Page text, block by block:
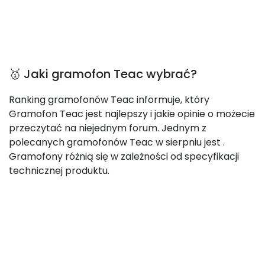
🥇 Jaki gramofon Teac wybrać?
Ranking gramofonów Teac informuje, który
Gramofon Teac jest najlepszy i jakie opinie o możecie
przeczytać na niejednym forum. Jednym z
polecanych gramofonów Teac w sierpniu jest .
Gramofony różnią się w zależności od specyfikacji
technicznej produktu.